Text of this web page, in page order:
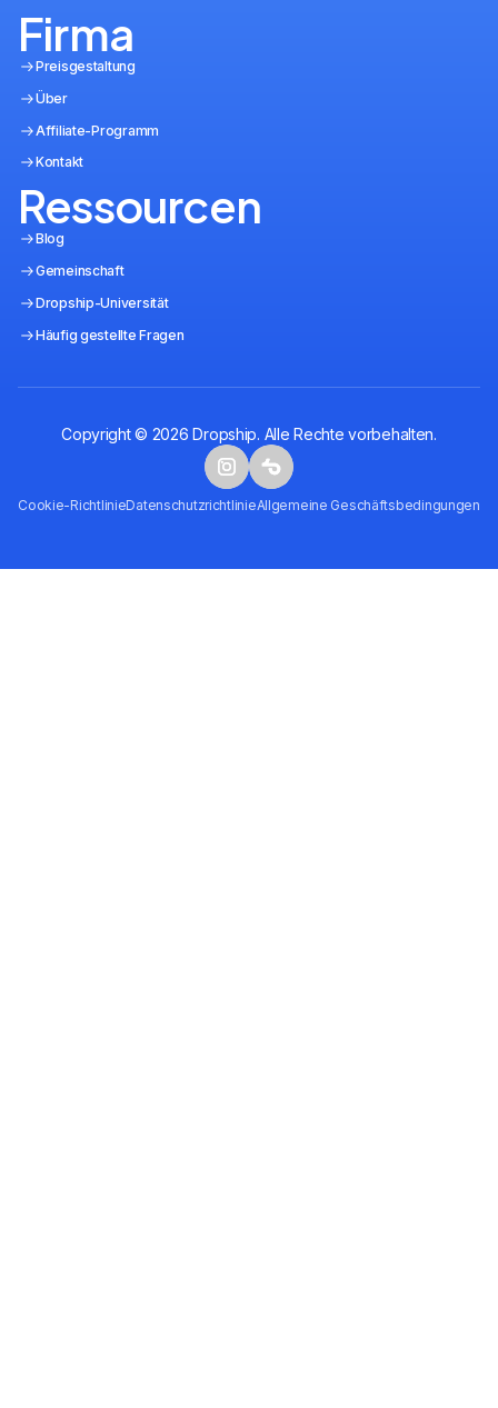
Firma
Preisgestaltung
Über
Affiliate-Programm
Kontakt
Ressourcen
Blog
Gemeinschaft
Dropship-Universität
Häufig gestellte Fragen
Copyright © 2026 Dropship. Alle Rechte vorbehalten.
Cookie-RichtlinieDatenschutzrichtlinieAllgemeine Geschäftsbedingungen